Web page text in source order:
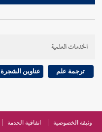
الخدمات العلمية
ترجمة علم عناوين الشجرة
وثيقة الخصوصية اتفاقية الخدمة